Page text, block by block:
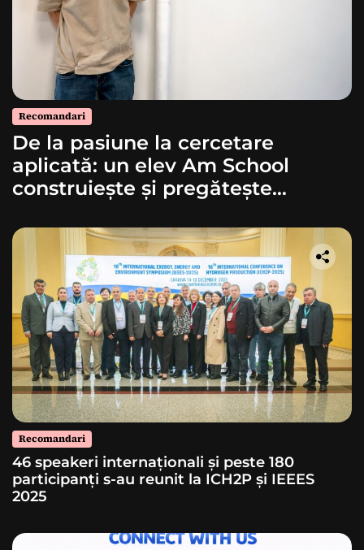
Recomandari
De la pasiune la cercetare
aplicată: un elev Am School
construiește și pregătește
Recomandari
46 speakeri internaționali și peste 180
participanți s-au reunit la ICH2P și IEEES
2025